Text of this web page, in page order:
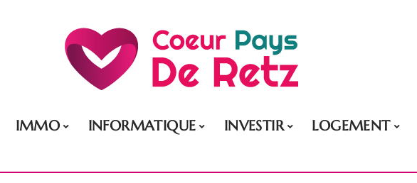
IMMO INFORMATIQUE INVESTIR LOGEMENT